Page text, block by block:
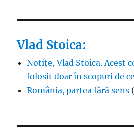
Vlad Stoica:
Notițe, Vlad Stoica. Acest
folosit doar în scopuri de
România, partea fără sens